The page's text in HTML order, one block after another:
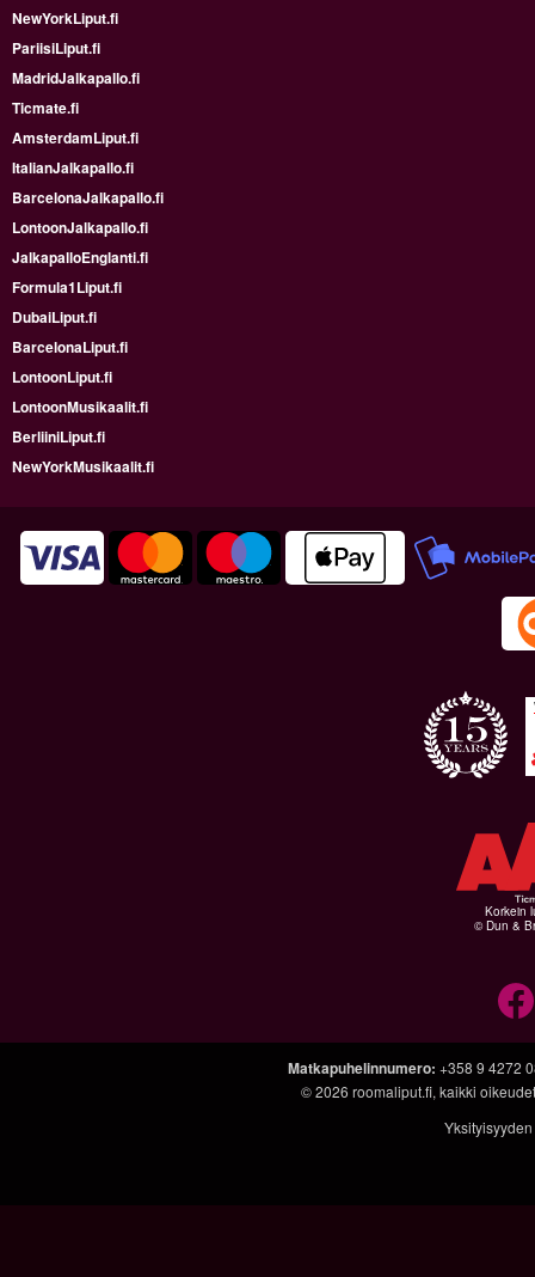
NewYorkLiput.fi
PariisiLiput.fi
MadridJalkapallo.fi
Ticmate.fi
AmsterdamLiput.fi
ItalianJalkapallo.fi
BarcelonaJalkapallo.fi
LontoonJalkapallo.fi
JalkapalloEnglanti.fi
Formula1Liput.fi
DubaiLiput.fi
BarcelonaLiput.fi
LontoonLiput.fi
LontoonMusikaalit.fi
BerliiniLiput.fi
NewYorkMusikaalit.fi
Korkein
© Dun &
Matkapuhelinnumero: +358 9 4272
© 2026 roomaliput.fi, kaikki